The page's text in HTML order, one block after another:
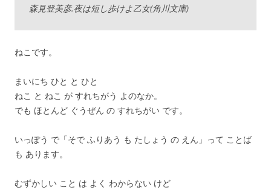
森見登美彦.夜は短し歩けよ乙女(角川文庫)
ねこです。
まいにち ひと と ひと
ねこ と ねこ が すれちがう よのなか。
でも ほとんど ぐうぜん の すれちがい です。
いっぽう で「そで ふりあう も たしょう の えん」って ことば
も あります。
むずかしい こと は よく わからない けど